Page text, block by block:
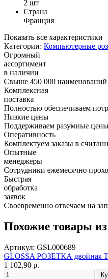
2 шт
Страна
Франция
Показать все характеристики
Категории: Компьютерные
Огромный
ассортимент
в наличии
Свыше 450 000 наименований
Комплексная
поставка
Полностью обеспечиваем
Низкие цены
Поддерживаем разумные
Оперативность
Комплектуем заказы в
Опытные
менеджеры
Сотрудники ежемесячно
Быстрая
обработка
заявок
Своевременно отвечаем на
Похожие товары из
Артикул: GSL000689
GLOSSA РОЗЕТКА двойная
1 102,90 р.